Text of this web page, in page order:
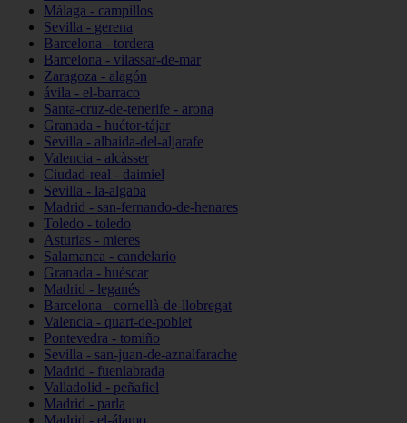
Málaga - campillos
Sevilla - gerena
Barcelona - tordera
Barcelona - vilassar-de-mar
Zaragoza - alagón
ávila - el-barraco
Santa-cruz-de-tenerife - arona
Granada - huétor-tájar
Sevilla - albaida-del-aljarafe
Valencia - alcàsser
Ciudad-real - daimiel
Sevilla - la-algaba
Madrid - san-fernando-de-henares
Toledo - toledo
Asturias - mieres
Salamanca - candelario
Granada - huéscar
Madrid - leganés
Barcelona - cornellà-de-llobregat
Valencia - quart-de-poblet
Pontevedra - tomiño
Sevilla - san-juan-de-aznalfarache
Madrid - fuenlabrada
Valladolid - peñafiel
Madrid - parla
Madrid - el-álamo